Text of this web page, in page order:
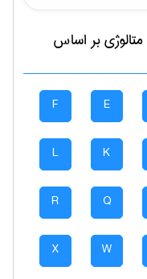
بر اساس
E
F
K
L
Q
R
W
X